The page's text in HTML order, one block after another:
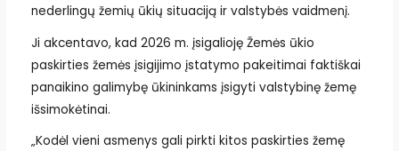
nederlingų žemių ūkių situaciją ir valstybės vaidmenį.
Ji akcentavo, kad 2026 m. įsigalioję Žemės ūkio
paskirties žemės įsigijimo įstatymo pakeitimai faktiškai
panaikino galimybę ūkininkams įsigyti valstybinę žemę
išsimokėtinai.
„Kodėl vieni asmenys gali pirkti kitos paskirties žemę